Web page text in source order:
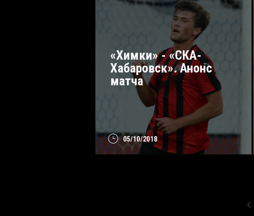
05/10/2018
«Химки» - «СКА-
Хабаровск». Анонс
матча